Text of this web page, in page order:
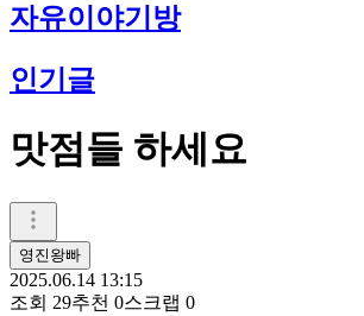
자유이야기방
인기글
맛점들 하세요
영진왕빠
2025.06.14 13:15
조회 29추천 0스크랩 0